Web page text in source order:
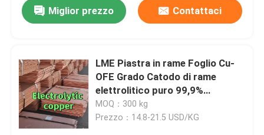
Miglior prezzo Contattaci
LME Piastra in rame Foglio Cu-
OFE Grado Catodo di rame
elettrolitico puro 99,9%
1020mmX980mmX10mm
MOQ：300 kg
Prezzo：14.8-21.5 USD/KG